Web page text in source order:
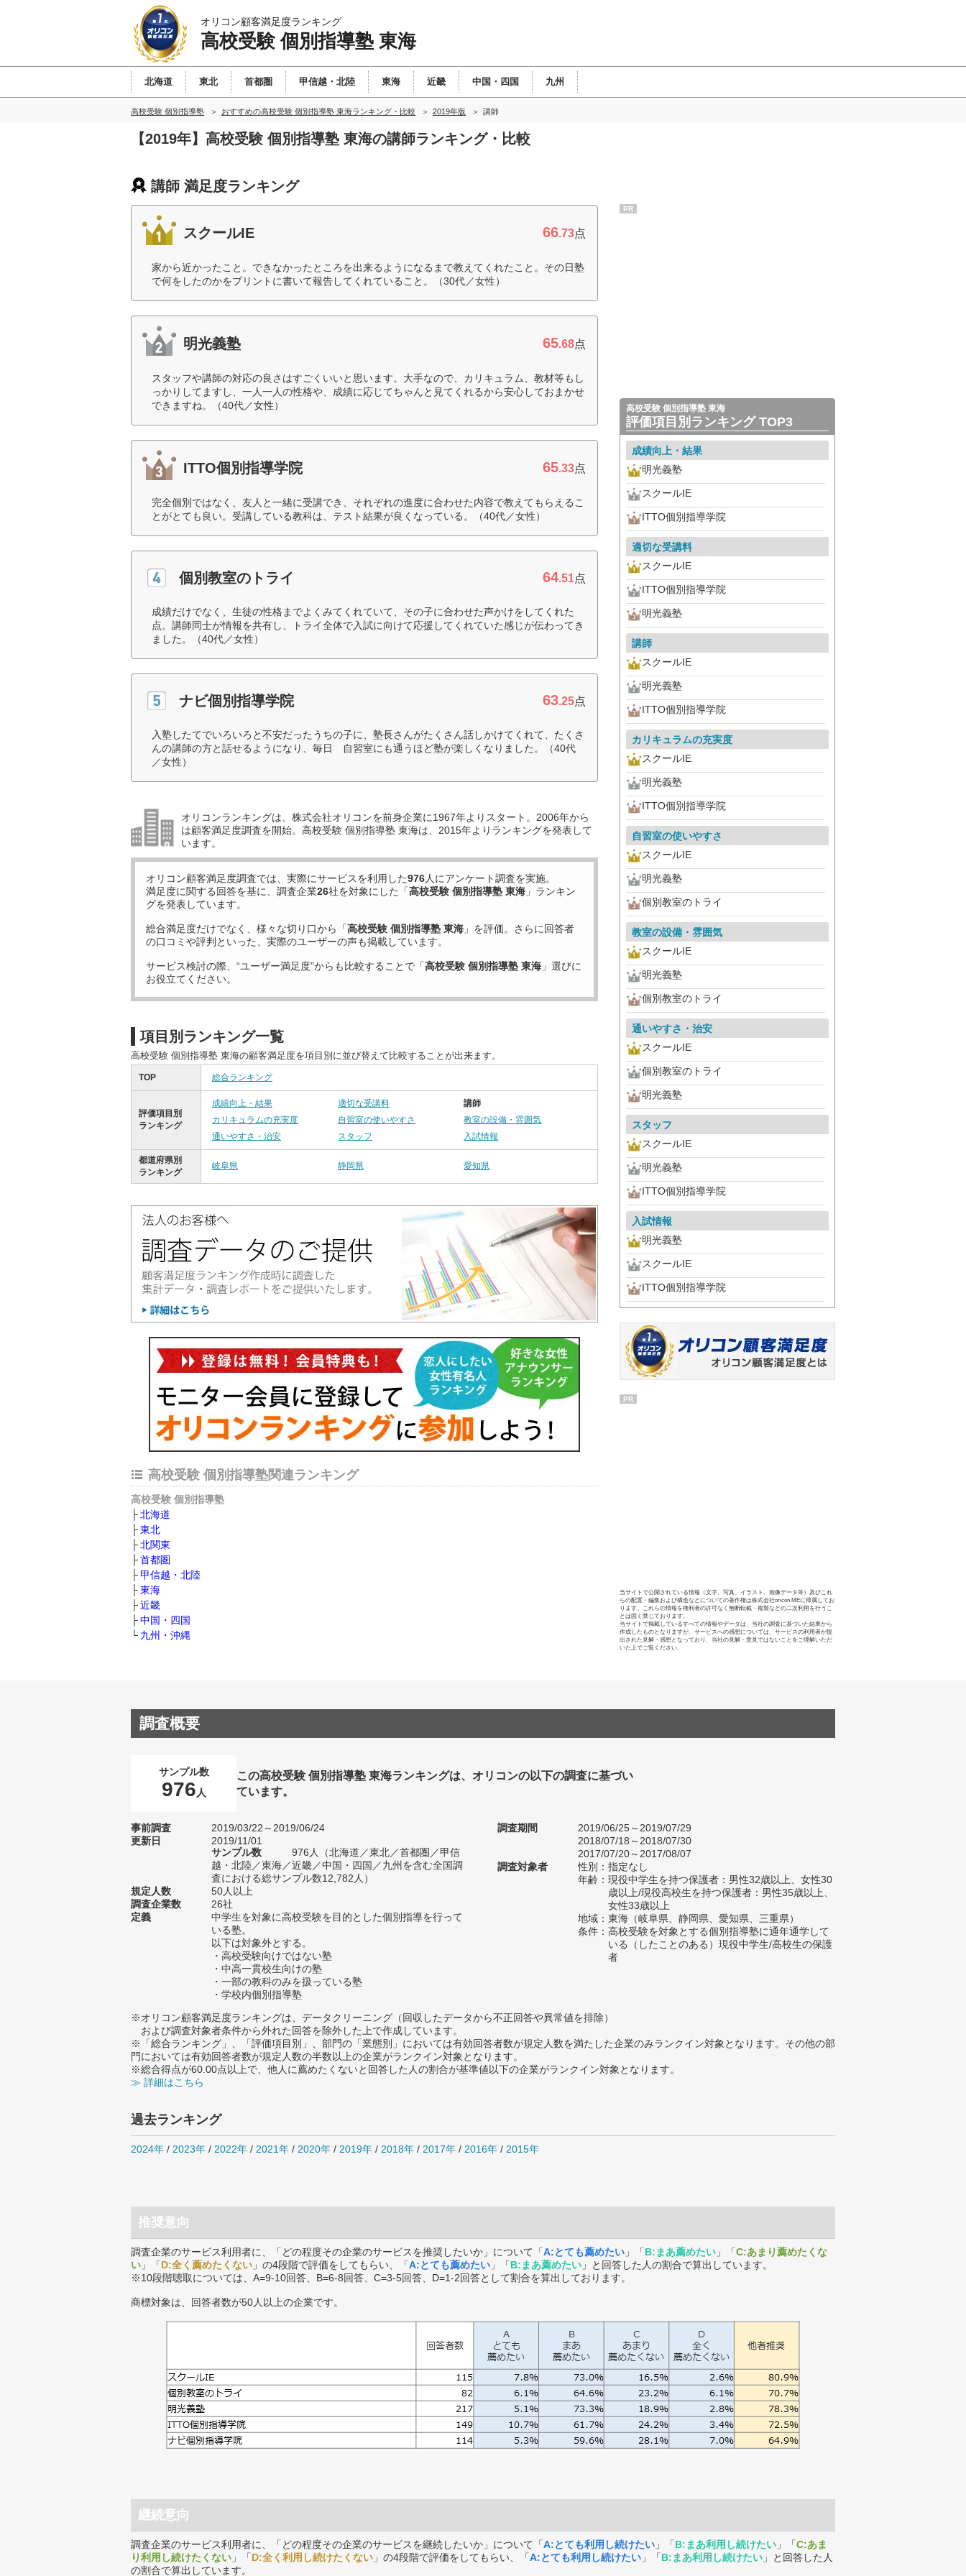
オリコン顧客満足度ランキング
高校受験 個別指導塾 東海
北海道 東北 首都圏 甲信越・北陸 東海 近畿 中国・四国 九州
高校受験 個別指導塾 おすすめの高校受験 個別指導塾 東海ランキング・比較 2019年版 講師
【2019年】高校受験 個別指導塾 東海の講師ランキング・比較
講師 満足度ランキング
スクールIE 66.73点
家から近かったこと。できなかったところを出来るようになるまで教えてくれたこと。その日塾
で何をしたのかをプリントに書いて報告してくれていること。（30代／女性）
明光義塾 65.68点
スタッフや講師の対応の良さはすごくいいと思います。大手なので、カリキュラム、教材等もし
っかりしてますし、一人一人の性格や、成績に応じてちゃんと見てくれるから安心しておまかせ
できますね。（40代／女性）
ITTO個別指導学院 65.33点
完全個別ではなく、友人と一緒に受講でき、それぞれの進度に合わせた内容で教えてもらえるこ
とがとても良い。受講している教科は、テスト結果が良くなっている。（40代／女性）
個別教室のトライ 64.51点
成績だけでなく、生徒の性格までよくみてくれていて、その子に合わせた声かけをしてくれた
点。講師同士が情報を共有し、トライ全体で入試に向けて応援してくれていた感じが伝わってき
ました。（40代／女性）
ナビ個別指導学院 63.25点
入塾したてでいろいろと不安だったうちの子に、塾長さんがたくさん話しかけてくれて、たくさ
んの講師の方と話せるようになり、毎日 自習室にも通うほど塾が楽しくなりました。（40代
／女性）
オリコンランキングは、株式会社オリコンを前身企業に1967年よりスタート。2006年から
は顧客満足度調査を開始。高校受験 個別指導塾 東海は、2015年よりランキングを発表して
います。
オリコン顧客満足度調査では、実際にサービスを利用した976人にアンケート調査を実施。
満足度に関する回答を基に、調査企業26社を対象にした「高校受験 個別指導塾 東海 」ランキン
グを発表しています。
総合満足度だけでなく、様々な切り口から「高校受験 個別指導塾 東海 」を評価。さらに回答者
の口コミや評判といった、実際のユーザーの声も掲載しています。
サービス検討の際、“ユーザー満足度”からも比較することで「高校受験 個別指導塾 東海 」選びに
お役立てください。
項目別ランキング一覧
高校受験 個別指導塾 東海の顧客満足度を項目別に並び替えて比較することが出来ます。
TOP 総合ランキング
評価項目別
ランキング
成績向上・結果 適切な受講料
講師
カリキュラムの充実度
自習室の使いやすさ
教室の設備・雰囲気
通いやすさ・治安
スタッフ 入試情報
都道府県別
ランキング
岐阜県 静岡県 愛知県
高校受験 個別指導塾関連ランキング
高校受験 個別指導塾
北海道
東北
北関東
首都圏
甲信越・北陸
東海
近畿
中国・四国
九州・沖縄
PR
高校受験 個別指導塾 東海
評価項目別ランキング TOP3
成績向上・結果
明光義塾
スクールIE
ITTO個別指導学院
適切な受講料
スクールIE
ITTO個別指導学院
明光義塾
講師
スクールIE
明光義塾
ITTO個別指導学院
カリキュラムの充実度
スクールIE
明光義塾
ITTO個別指導学院
自習室の使いやすさ
スクールIE
明光義塾
個別教室のトライ
教室の設備・雰囲気
スクールIE
明光義塾
個別教室のトライ
通いやすさ・治安
スクールIE
個別教室のトライ
明光義塾
スタッフ
スクールIE
明光義塾
ITTO個別指導学院
入試情報
明光義塾
スクールIE
ITTO個別指導学院
PR
当サイトで公開されている情報（文字、写真、イラスト、画像データ等）及びこれ
らの配置・編集および構造などについての著作権は株式会社oricon MEに帰属してお
ります。これらの情報を権利者の許可なく無断転載・複製などの二次利用を行うこ
とは固く禁じております。
当サイトで掲載しているすべての情報やデータは、当社の調査に基づいた結果から
作成したものとなりますが、サービスへの感想については、サービスの利用者が提
出された見解・感想となっており、当社の見解・意見ではないことをご理解いただ
いた上でご覧ください。
調査概要
サンプル数
976 人
この高校受験 個別指導塾 東海ランキングは、オリコンの以下の調査に基づい
ています。
事前調査
2019/03/22～2019/06/24
更新日
2019/11/01
サンプル数
976人（北海道／東北／首都圏／甲信
越・北陸／東海／近畿／中国・四国／九州を含む全国調
査における総サンプル数12,782人）
規定人数
50人以上
調査企業数
26社
定義
中学生を対象に高校受験を目的とした個別指導を行って
いる塾。
以下は対象外とする。
・高校受験向けではない塾
・中高一貫校生向けの塾
・一部の教科のみを扱っている塾
・学校内個別指導塾
調査期間
2019/06/25～2019/07/29
2018/07/18～2018/07/30
2017/07/20～2017/08/07
調査対象者
性別：指定なし
年齢：現役中学生を持つ保護者：男性32歳以上、女性30
歳以上/現役高校生を持つ保護者：男性35歳以上、
女性33歳以上
地域：東海（岐阜県、静岡県、愛知県、三重県）
条件：高校受験を対象とする個別指導塾に通年通学して
いる（したことのある）現役中学生/高校生の保護
者
※オリコン顧客満足度ランキングは、データクリーニング（回収したデータから不正回答や異常値を排除）
および調査対象者条件から外れた回答を除外した上で作成しています。
※「総合ランキング」、「評価項目別」、部門の「業態別」においては有効回答者数が規定人数を満たした企業のみランクイン対象となります。その他の部
門においては有効回答者数が規定人数の半数以上の企業がランクイン対象となります。
※総合得点が60.00点以上で、他人に薦めたくないと回答した人の割合が基準値以下の企業がランクイン対象となります。
≫ 詳細はこちら
過去ランキング
2024年 / 2023年 / 2022年 / 2021年 / 2020年 / 2019年 / 2018年 / 2017年 / 2016年 / 2015年
推奨意向
調査企業のサービス利用者に、「どの程度その企業のサービスを推奨したいか」について「A:とても薦めたい 」「B:まあ薦めたい 」「C:あまり薦めたくな
い 」「D:全く薦めたくない 」の4段階で評価をしてもらい、「A:とても薦めたい 」「B:まあ薦めたい 」と回答した人の割合で算出しています。
※10段階聴取については、A=9-10回答、B=6-8回答、C=3-5回答、D=1-2回答として割合を算出しております。
商標対象は、回答者数が50人以上の企業です。
継続意向
調査企業のサービス利用者に、「どの程度その企業のサービスを継続したいか」について「A:とても利用し続けたい 」「B:まあ利用し続けたい 」「C:あま
り利用し続けたくない 」「D:全く利用し続けたくない 」の4段階で評価をしてもらい、「A:とても利用し続けたい 」「B:まあ利用し続けたい 」と回答した人
の割合で算出しています。